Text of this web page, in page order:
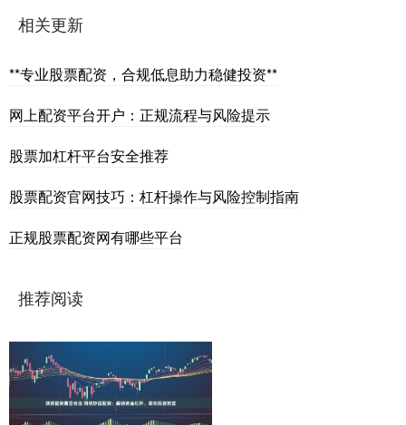
相关更新
**专业股票配资，合规低息助力稳健投资**
网上配资平台开户：正规流程与风险提示
股票加杠杆平台安全推荐
股票配资官网技巧：杠杆操作与风险控制指南
正规股票配资网有哪些平台
推荐阅读